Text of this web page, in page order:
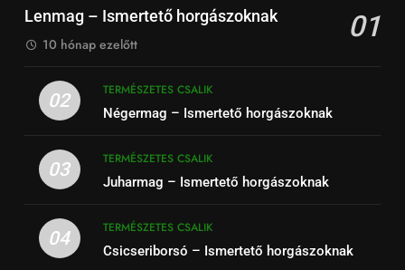
Lenmag – Ismertető horgászoknak 01
10 hónap ezelőtt
02
TERMÉSZETES CSALIK
Négermag – Ismertető horgászoknak
03
TERMÉSZETES CSALIK
Juharmag – Ismertető horgászoknak
04
TERMÉSZETES CSALIK
Csicseriborsó – Ismertető horgászoknak